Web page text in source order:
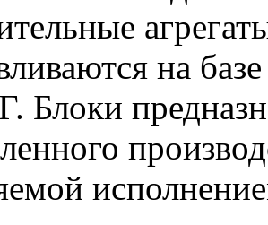
на
Блоки